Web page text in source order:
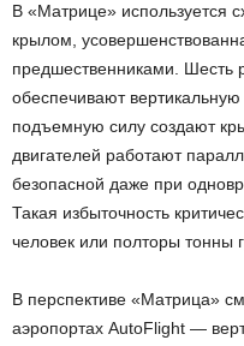
В «Матрице» используется
крылом,
предшественниками. Шесть
обеспечивают
подъемную силу создают
двигателей работают
безопасной даже при
Такая избыточность
человек или полторы тонны
В перспективе «Матрица»
аэропортах AutoFlight —